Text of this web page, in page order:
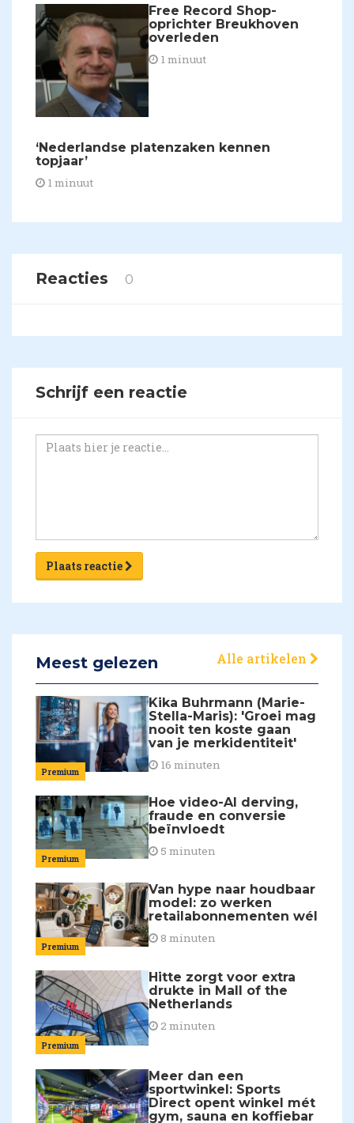
​Free Record Shop-
oprichter Breukhoven
overleden
1 minuut
​‘Nederlandse platenzaken kennen
topjaar’
1 minuut
Reacties 0
Schrijf een reactie
Plaats reactie
Meest gelezen Alle artikelen
Premium
Kika Buhrmann (Marie-
Stella-Maris): 'Groei mag
nooit ten koste gaan
van je merkidentiteit'
16 minuten
Premium
Hoe video-AI derving,
fraude en conversie
beïnvloedt
5 minuten
Premium
Van hype naar houdbaar
model: zo werken
retailabonnementen wél
8 minuten
Premium
Hitte zorgt voor extra
drukte in Mall of the
Netherlands
2 minuten
Meer dan een
sportwinkel: Sports
Direct opent winkel mét
gym, sauna en koffiebar